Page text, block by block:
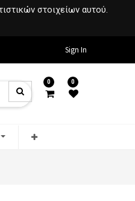
στοιχείων αυτού.
Sign In
0 0